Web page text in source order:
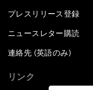
プレスリリース登録
ニュースレター購読
連絡先 (英語のみ)
リンク